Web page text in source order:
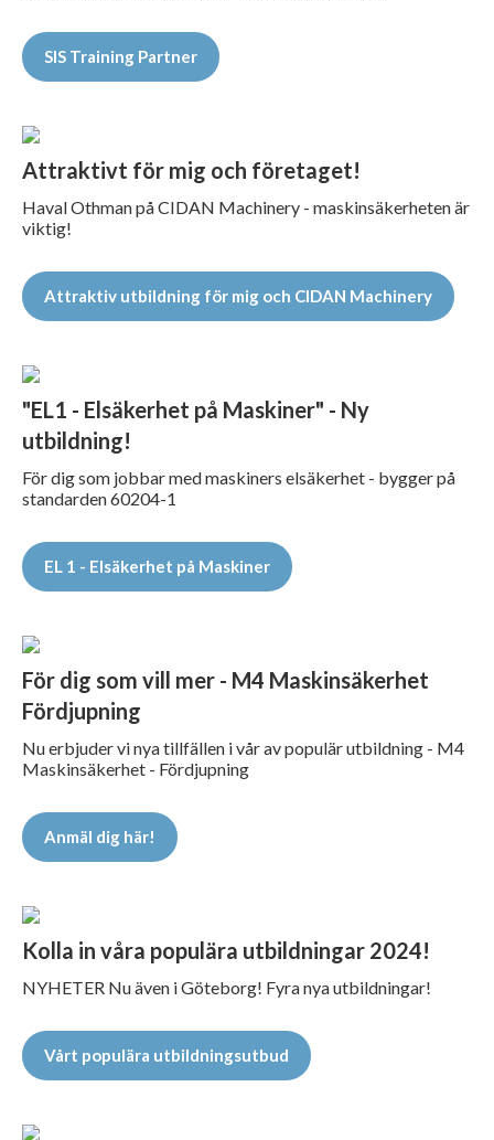
SIS Training Partner
Attraktivt för mig och företaget!
Haval Othman på CIDAN Machinery - maskinsäkerheten är
viktig!
Attraktiv utbildning för mig och CIDAN Machinery
"EL1 - Elsäkerhet på Maskiner" - Ny
utbildning!
För dig som jobbar med maskiners elsäkerhet - bygger på
standarden 60204-1
EL 1 - Elsäkerhet på Maskiner
För dig som vill mer - M4 Maskinsäkerhet
Fördjupning
Nu erbjuder vi nya tillfällen i vår av populär utbildning - M4
Maskinsäkerhet - Fördjupning
Anmäl dig här!
Kolla in våra populära utbildningar 2024!
NYHETER Nu även i Göteborg! Fyra nya utbildningar!
Vårt populära utbildningsutbud